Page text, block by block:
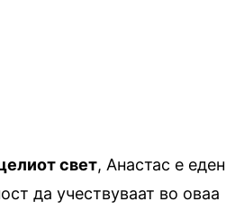
свет, Анастас е еден
да учествуваат во оваа